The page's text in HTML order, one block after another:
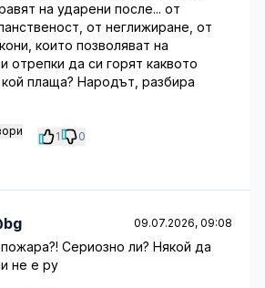
на ударени после... от
от неглижиране, от
които позволяват на
отрепки да си горят каквото
кой плаща? Народът, разбира
1 0
09.07.2026, 09:08
Сериозно ли? Някой да
не е ру